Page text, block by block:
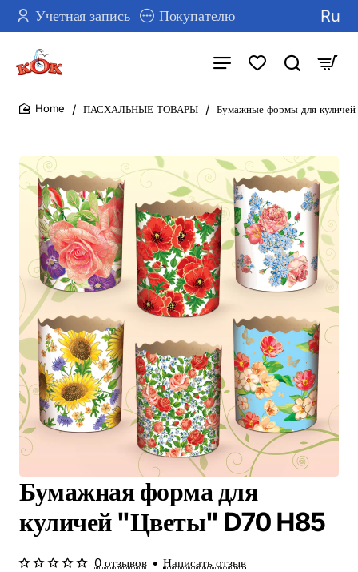
Учетная запись Покупателю Ru
ПАСХАЛЬНЫЕ ТОВАРЫ Бумажные формы для куличей
Бумажная форма для
куличей "Цветы" D70 H85
0 отзывов • Написать отзыв